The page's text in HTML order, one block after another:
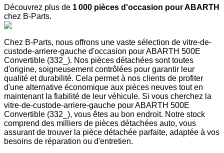
Découvrez plus de 1 000 pièces d'occasion pour ABARTH
chez B-Parts.
Chez B-Parts, nous offrons une vaste sélection de vitre-de-
custode-arriere-gauche d'occasion pour ABARTH 500E
Convertible (332_). Nos pièces détachées sont toutes
d'origine, soigneusement contrôlées pour garantir leur
qualité et durabilité. Cela permet à nos clients de profiter
d'une alternative économique aux pièces neuves tout en
maintenant la fiabilité de leur véhicule. Si vous cherchez la
vitre-de-custode-arriere-gauche pour ABARTH 500E
Convertible (332_), vous êtes au bon endroit. Notre stock
comprend des milliers de pièces détachées auto, vous
assurant de trouver la pièce détachée parfaite, adaptée à vos
besoins de réparation ou d'entretien.